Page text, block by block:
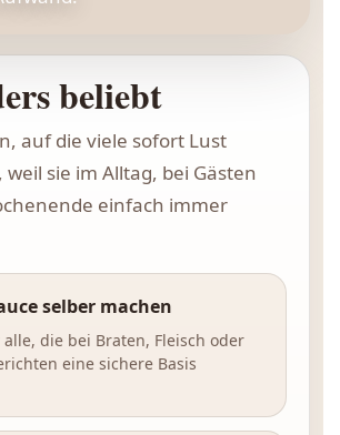
beliebt
auf die viele sofort Lust
sie im Alltag, bei Gästen
einfach immer
selber machen
die bei Braten, Fleisch oder
eine sichere Basis